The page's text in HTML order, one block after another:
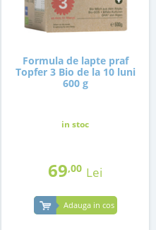
Formula de lapte praf
Topfer 3 Bio de la 10 luni
600 g
in stoc
69,00 Lei
Adauga in cos